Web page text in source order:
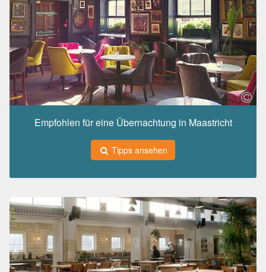
Empfohlen für eine Übernachtung in Maastricht
Tipps ansehen